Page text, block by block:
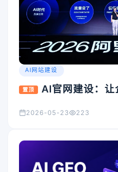
AI网站建设
置顶
AI官网建设：
2026-05-23 223